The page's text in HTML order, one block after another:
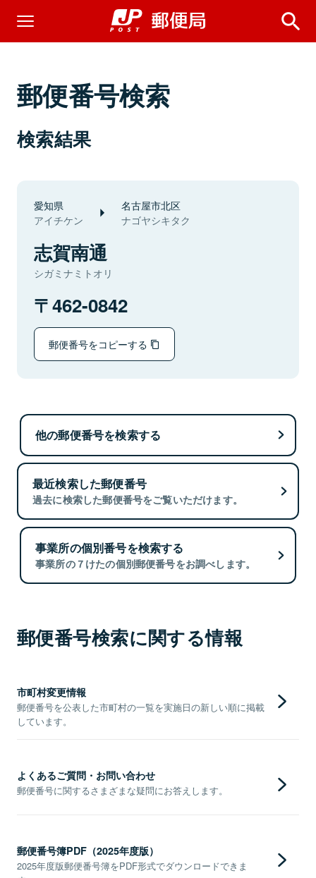
郵便番号検索
検索結果
愛知県
アイチケン
名古屋市北区
ナゴヤシキタク
志賀南通
シガミナミトオリ
462-0842
郵便番号をコピーする
他の郵便番号を検索する
最近検索した郵便番号
過去に検索した郵便番号をご覧いただけます。
事業所の個別番号を検索する
事業所の７けたの個別郵便番号をお調べします。
郵便番号検索に関する情報
市町村変更情報
郵便番号を公表した市町村の一覧を実施日の新しい順に掲載
しています。
よくあるご質問・お問い合わせ
郵便番号に関するさまざまな疑問にお答えします。
郵便番号簿PDF（2025年度版）
2025年度版郵便番号簿をPDF形式でダウンロードできま